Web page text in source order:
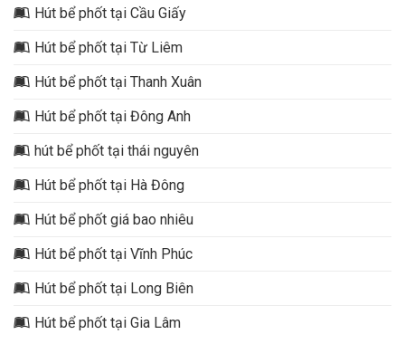
Hút bể phốt tại Cầu Giấy
Hút bể phốt tại Từ Liêm
Hút bể phốt tại Thanh Xuân
Hút bể phốt tại Đông Anh
hút bể phốt tại thái nguyên
Hút bể phốt tại Hà Đông
Hút bể phốt giá bao nhiêu
Hút bể phốt tại Vĩnh Phúc
Hút bể phốt tại Long Biên
Hút bể phốt tại Gia Lâm